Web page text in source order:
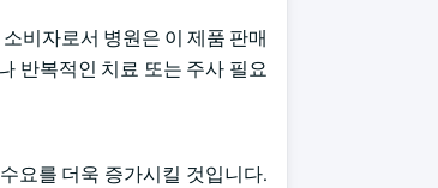
비자로서 병원은 이 제품 판매
반복적인 치료 또는 주사 필요
요를 더욱 증가시킬 것입니다.